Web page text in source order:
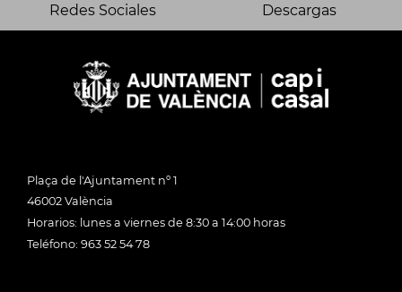
Redes Sociales Descargas
Plaça de l'Ajuntament nº 1
46002 València
Horarios: lunes a viernes de 8:30 a 14:00 horas
Teléfono: 963 52 54 78